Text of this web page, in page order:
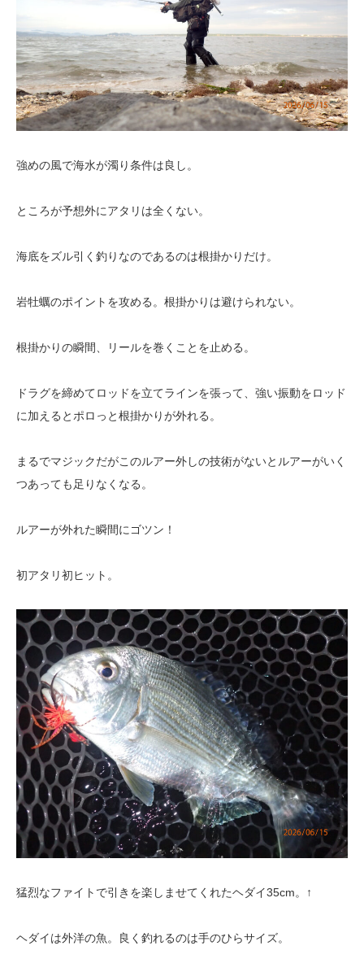
強めの風で海水が濁り条件は良し。
ところが予想外にアタリは全くない。
海底をズル引く釣りなのであるのは根掛かりだけ。
岩牡蠣のポイントを攻める。根掛かりは避けられない。
根掛かりの瞬間、リールを巻くことを止める。
ドラグを締めてロッドを立てラインを張って、強い振動をロッド
に加えるとポロっと根掛かりが外れる。
まるでマジックだがこのルアー外しの技術がないとルアーがいく
つあっても足りなくなる。
ルアーが外れた瞬間にゴツン！
初アタリ初ヒット。
猛烈なファイトで引きを楽しませてくれたヘダイ35cm。↑
ヘダイは外洋の魚。良く釣れるのは手のひらサイズ。